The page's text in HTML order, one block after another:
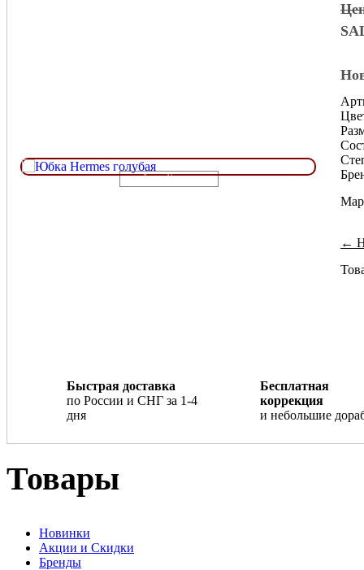
Loading...
←
Быстрая доставка
по России и СНГ за 1-4
дня
Бесплатная
коррекция
и небольшие
Товары
Новинки
Акции и Скидки
Бренды